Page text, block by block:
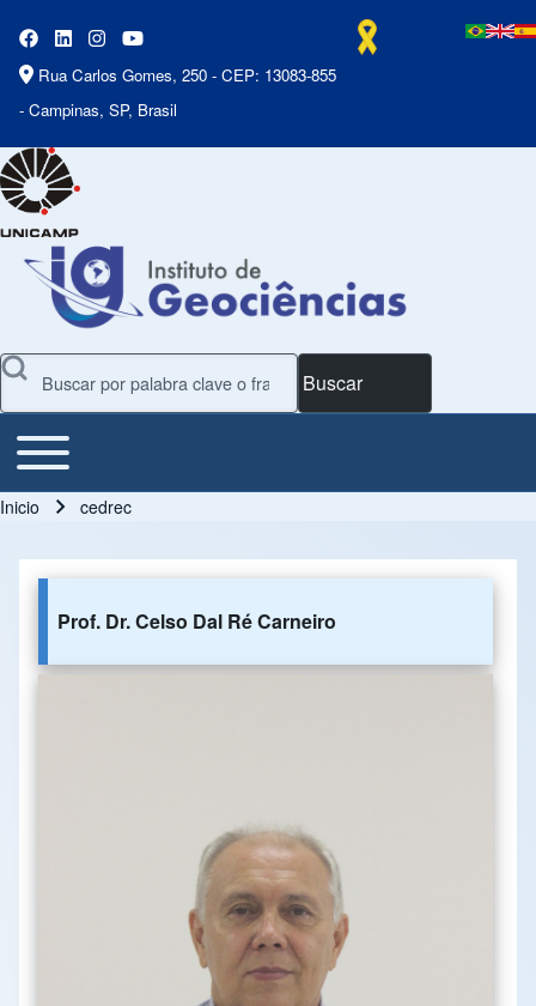
Rua Carlos Gomes, 250 - CEP: 13083-855
- Campinas, SP, Brasil
Buscar
Main Menu
Toggle main menu
Inicio cedrec
Prof. Dr. Celso Dal Ré Carneiro